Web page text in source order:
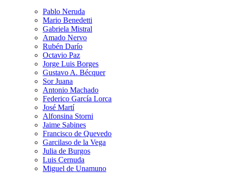
Pablo Neruda
Mario Benedetti
Gabriela Mistral
Amado Nervo
Rubén Darío
Octavio Paz
Jorge Luis Borges
Gustavo A. Bécquer
Sor Juana
Antonio Machado
Federico García Lorca
José Martí
Alfonsina Storni
Jaime Sabines
Francisco de Quevedo
Garcilaso de la Vega
Julia de Burgos
Luis Cernuda
Miguel de Unamuno